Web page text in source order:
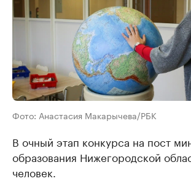
Фото: Анастасия Макарычева/РБК
В очный этап конкурса на пост
образования Нижегородской
человек.